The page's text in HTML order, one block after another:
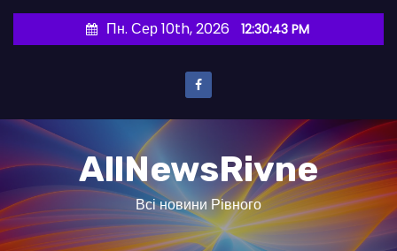
и
о
в
Пн. Сер 10th, 2026 12:30:44 PM
AllNewsRivne
Всі новини Рівного